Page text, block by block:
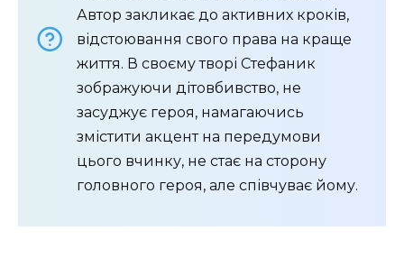
Автор закликає до активних кроків,
відстоювання свого права на краще
життя. В своєму творі Стефаник
зображуючи дітовбивство, не
засуджує героя, намагаючись
змістити акцент на передумови
цього вчинку, не стає на сторону
головного героя, але співчуває йому.